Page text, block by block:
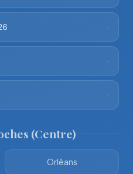
›
›
›
(Centre)
Orléans